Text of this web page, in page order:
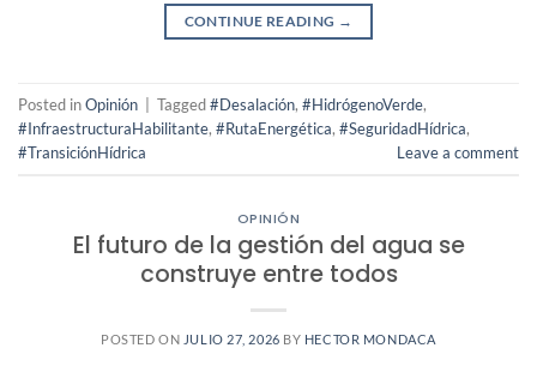
CONTINUE READING →
Posted inOpinión Tagged#Desalación, #HidrógenoVerde,
#InfraestructuraHabilitante, #RutaEnergética, #SeguridadHídrica,
#TransiciónHídrica
Leave a comment
OPINIÓN
El futuro de la gestión del agua se
construye entre todos
POSTED ON JULIO 27, 2026 BY HECTOR MONDACA